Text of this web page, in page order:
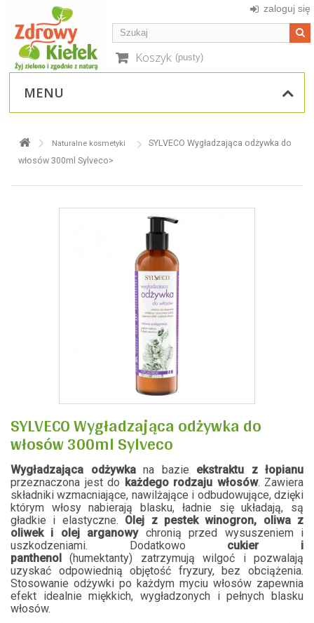
zaloguj się
Koszyk (pusty)
MENU
Naturalne kosmetyki
SYLVECO Wygładzająca odżywka do
włosów 300ml Sylveco>
SYLVECO Wygładzająca odżywka do
włosów 300ml Sylveco
Wygładzająca odżywkana bazie ekstraktu z łopianu
przeznaczona jest do każdego rodzaju włosów. Zawiera
składniki wzmacniające, nawilżające i odbudowujące, dzięki
którym włosy nabierają blasku, ładnie się układają, są
gładkie i elastyczne. Olej z pestek winogron, oliwa z
oliwek i olej arganowy chronią przed wysuszeniem i
uszkodzeniami. Dodatkowo cukier i
panthenol(humektanty) zatrzymują wilgoć i pozwalają
uzyskać odpowiednią objętość fryzury, bez obciążenia.
Stosowanie odżywki po każdym myciu włosów zapewnia
efekt idealnie miękkich, wygładzonych i pełnych blasku
włosów.